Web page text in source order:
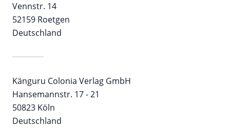
Vennstr. 14
52159 Roetgen
Deutschland
Känguru Colonia Verlag GmbH
Hansemannstr. 17 - 21
50823 Köln
Deutschland